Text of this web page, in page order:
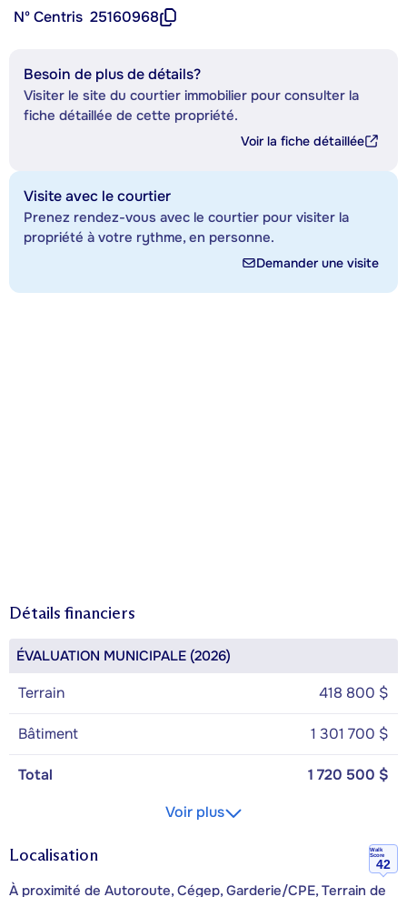
Nº Centris 25160968
Besoin de plus de détails?
Visiter le site du courtier immobilier pour consulter la
fiche détaillée de cette propriété.
Voir la fiche détaillée
Visite avec le courtier
Prenez rendez-vous avec le courtier pour visiter la
propriété à votre rythme, en personne.
Demander une visite
Détails financiers
ÉVALUATION MUNICIPALE (2026)
Terrain 418 800 $
Bâtiment 1 301 700 $
Total
1 720 500 $
Voir plus
Localisation
Walk
Score
42
À proximité de Autoroute, Cégep, Garderie/CPE, Terrain de